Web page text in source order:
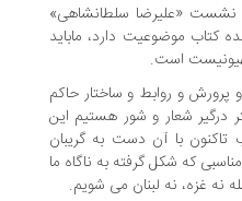
«علیرضا سلطانشاهی»
دارد، ماباید
است.
و روابط و ساختار حاکم
شعار و شور هستیم این
با آن دست به گریبان
شکل گرفته به ناگاه ما
نه لبنان می شویم.